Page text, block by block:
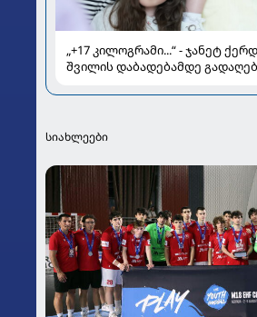
„+17 კილოგრამი...“ - ჯანეტ
შვილის დაბადებამდე
სიახლეები